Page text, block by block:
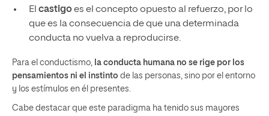
El castigoes el concepto opuesto al refuerzo, por lo
que es la consecuencia de que una determinada
conducta no vuelva a reproducirse.
Para el conductismo,
la conducta humana no se rige por los
pensamientos ni el instinto de las personas, sino por el entorno
y los estímulos en él presentes.
Cabe destacar que este paradigma ha tenido sus mayores